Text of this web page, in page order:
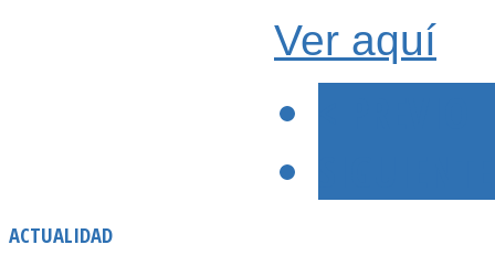
Ver aquí
ACTUALIDAD